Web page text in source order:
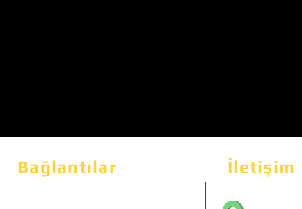
Bağlantılar İletişim